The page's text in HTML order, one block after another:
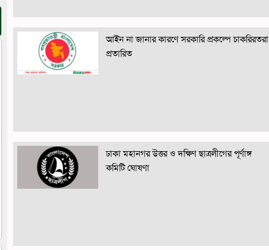
আইন না জানার কারণে সরকারি প্রকল্পে চাকরিরতরা
প্রতারিত
ঢাকা মহানগর উত্তর ও দক্ষিণ ছাত্রলীগের পূর্ণাঙ্গ
কমিটি ঘোষণা